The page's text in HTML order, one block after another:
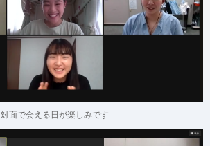
対面で会える日が楽しみです